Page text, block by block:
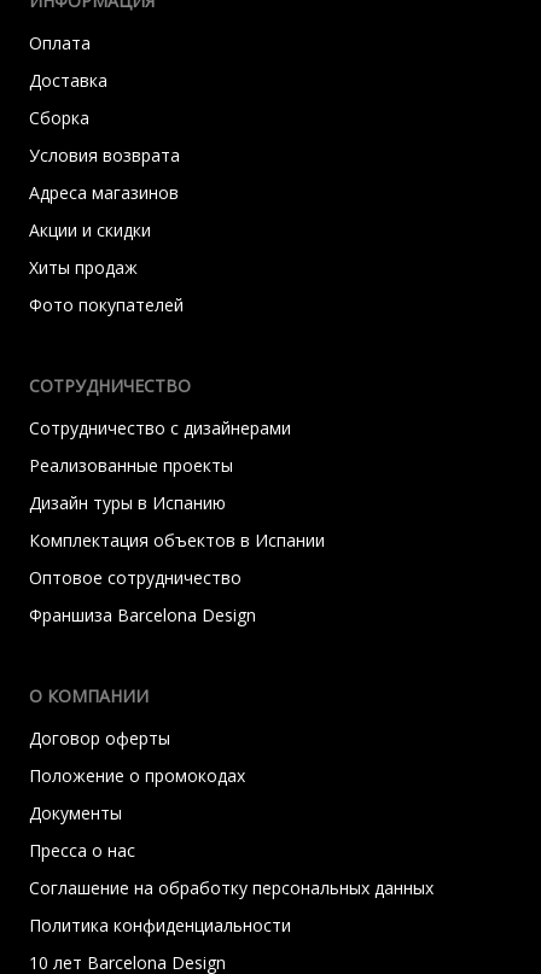
Оплата
Доставка
Сборка
Условия возврата
Адреса магазинов
Акции и скидки
Хиты продаж
Фото покупателей
СОТРУДНИЧЕСТВО
Сотрудничество с дизайнерами
Реализованные проекты
Дизайн туры в Испанию
Комплектация объектов в Испании
Оптовое сотрудничество
Франшиза Barcelona Design
О КОМПАНИИ
Договор оферты
Положение о промокодах
Документы
Пресса о нас
Соглашение на обработку персональных данных
Политика конфиденциальности
10 лет Barcelona Design